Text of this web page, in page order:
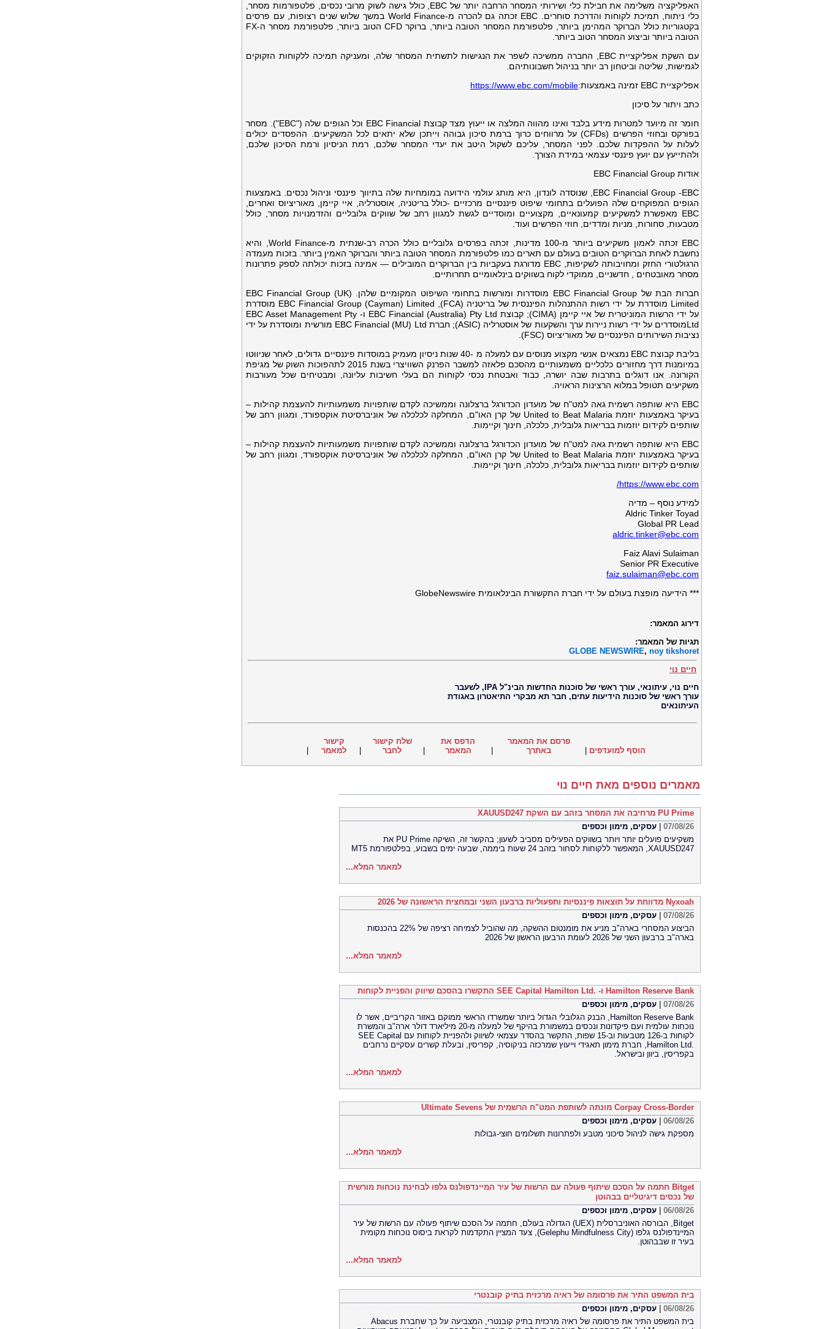
האפליקציה משלימה את חבילת כלי ושירותי המסחר הרחבה יותר של EBC, כולל גישה לשוק מרובי נכסים, פלטפורמות מסחר,
כלי ניתוח, תמיכת לקוחות והדרכת סוחרים. EBC זכתה גם להכרה מ-World Finance במשך שלוש שנים רצופות, עם פרסים
בקטגוריות כולל הברוקר המהימן ביותר, פלטפורמת המסחר הטובה ביותר, ברוקר CFD הטוב ביותר, פלטפורמת מסחר ה-FX
הטובה ביותר וביצוע המסחר הטוב ביותר.
עם השקת אפליקציית EBC, החברה ממשיכה לשפר את הנגישות לתשתית המסחר שלה, ומעניקה תמיכה ללקוחות הזקוקים
לגמישות, שליטה וביטחון רב יותר בניהול חשבונותיהם.
אפליקציית EBC זמינה באמצעות:
https://www.ebc.com/mobile
כתב ויתור על סיכון
חומר זה מיועד למטרות מידע בלבד ואינו מהווה המלצה או ייעוץ מצד קבוצת EBC Financial וכל הגופים שלה ("EBC"). מסחר
בפורקס ובחוזי הפרשים (CFDs) על מרווחים כרוך ברמת סיכון גבוהה וייתכן שלא יתאים לכל המשקיעים. ההפסדים יכולים
לעלות על ההפקדות שלכם. לפני המסחר, עליכם לשקול היטב את יעדי המסחר שלכם, רמת הניסיון ורמת הסיכון שלכם,
ולהתייעץ עם יועץ פיננסי עצמאי במידת הצורך.
אודות EBC Financial Group
EBC Financial Group -EBC
, שנוסדה לונדון, היא מותג עולמי הידועה במומחיות שלה בתיווך פיננסי וניהול נכסים. באמצעות
הגופים המפוקחים שלה הפועלים בתחומי שיפוט פיננסיים מרכזיים -כולל בריטניה, אוסטרליה, איי קיימן, מאוריציוס ואחרים,
EBC מאפשרת למשקיעים קמעונאיים, מקצועיים ומוסדיים לגשת למגוון רחב של שווקים גלובליים והזדמנויות מסחר, כולל
מטבעות, סחורות, מניות ומדדים, חוזי הפרשים ועוד.
EBC זכתה לאמון משקיעים ביותר מ-100 מדינות, זכתה בפרסים גלובליים כולל הכרה רב-שנתית מ-World Finance, והיא
נחשבת לאחת הברוקרים הטובים בעולם עם תארים כמו פלטפורמת המסחר הטובה ביותר והברוקר האמין ביותר. בזכות מעמדה
הרגולטורי החזק ומחויבותה לשקיפות, EBC מדורגת בעקביות בין הברוקרים המובילים — אמינה בזכות יכולתה לספק פתרונות
מסחר מאובטחים , חדשניים, ממוקדי לקוח בשווקים בינלאומיים תחרותיים.
חברות הבת של EBC Financial Group מוסדרות ומורשות בתחומי השיפוט המקומיים שלהן. EBC Financial Group (UK)
Limited מוסדרת על ידי רשות ההתנהלות הפיננסית של בריטניה (FCA), EBC Financial Group (Cayman) Limited מוסדרת
על ידי הרשות המוניטרית של איי קיימן (CIMA); קבוצת EBC Financial (Australia) Pty Ltd ו- EBC Asset Management Pty
Ltdמוסדרים על ידי רשות ניירות ערך והשקעות של אוסטרליה (ASIC); חברת EBC Financial (MU) Ltd מורשית ומוסדרת על ידי
נציבות השירותים הפיננסיים של מאוריציוס (FSC).
בליבת קבוצת EBC נמצאים אנשי מקצוע מנוסים עם למעלה מ -40 שנות ניסיון מעמיק במוסדות פיננסיים גדולים, לאחר שניווטו
במיומנות דרך מחזורים כלכליים משמעותיים מהסכם פלאזה למשבר הפרנק השוויצרי בשנת 2015 לתהפוכות השוק של מגיפת
הקורונה. אנו דוגלים בתרבות שבה יושרה, כבוד ואבטחת נכסי לקוחות הם בעלי חשיבות עליונה, ומבטיחים שכל מעורבות
משקיעים תטופל במלוא הרצינות הראויה.
EBC היא שותפה רשמית גאה למט"ח של מועדון הכדורגל ברצלונה וממשיכה לקדם שותפויות משמעותיות להעצמת קהילות –
בעיקר באמצעות יוזמת United to Beat Malaria של קרן האו"ם, המחלקה לכלכלה של אוניברסיטת אוקספורד, ומגוון רחב של
שותפים לקידום יוזמות בבריאות גלובלית, כלכלה, חינוך וקיימות.
EBC היא שותפה רשמית גאה למט"ח של מועדון הכדורגל ברצלונה וממשיכה לקדם שותפויות משמעותיות להעצמת קהילות –
בעיקר באמצעות יוזמת United to Beat Malaria של קרן האו"ם, המחלקה לכלכלה של אוניברסיטת אוקספורד, ומגוון רחב של
שותפים לקידום יוזמות בבריאות גלובלית, כלכלה, חינוך וקיימות.
https://www.ebc.com/
למידע נוסף – מדיה
Aldric Tinker Toyad
Global PR Lead
aldric.tinker@ebc.com
Faiz Alavi Sulaiman
Senior PR Executive
faiz.sulaiman@ebc.com
*** הידיעה מופצת בעולם על ידי חברת התקשורת הבינלאומית GlobeNewswire
דירוג המאמר:
תגיות של המאמר:
GLOBE NEWSWIRE, noy tikshoret
חיים נוי
חיים נוי, עיתונאי, עורך ראשי של סוכנות החדשות הבינ"ל IPA, לשעבר
עורך ראשי של סוכנות הידיעות עתים, חבר תא מבקרי התיאטרון באגודת
העיתונאים
הוסף למועדפים
פרסם את המאמר
באתרך
הדפס את
המאמר
שלח קישור
לחבר
קישור
למאמר
מאמרים נוספים מאת חיים נוי
PU Prime מרחיבה את המסחר בזהב עם השקת XAUUSD247
07/08/26
עסקים, מימון וכספים
משקיעים פועלים יותר ויותר בשווקים הפעילים מסביב לשעון; בהקשר זה, השיקה PU Prime את
XAUUSD247, המאפשר ללקוחות לסחור בזהב 24 שעות ביממה, שבעה ימים בשבוע, בפלטפורמת MT5
למאמר המלא...
Nyxoah מדווחת על תוצאות פיננסיות ותפעוליות ברבעון השני ובמחצית הראשונה של 2026
07/08/26
עסקים, מימון וכספים
הביצוע המסחרי בארה"ב מניע את מומנטום ההשקה, מה שהוביל לצמיחה רציפה של 22% בהכנסות
בארה"ב ברבעון השני של 2026 לעומת הרבעון הראשון של 2026
למאמר המלא...
Hamilton Reserve Bank ו- SEE Capital Hamilton Ltd.‎ התקשרו בהסכם שיווק והפניית לקוחות
07/08/26
עסקים, מימון וכספים
Hamilton Reserve Bank, הבנק הגלובלי הגדול ביותר שמשרדו הראשי ממוקם באזור הקריביים, אשר לו
נוכחות עולמית ועם פיקדונות ונכסים במשמורת בהיקף של למעלה מ-20 מיליארד דולר ארה"ב והמשרת
לקוחות ב-126 מטבעות וב-15 שפות, התקשר בהסדר עצמאי לשיווק ולהפניית לקוחות עם SEE Capital
Hamilton Ltd.‎, חברת מימון תאגידי וייעוץ שמרכזה בניקוסיה, קפריסין, ובעלת קשרים עסקיים נרחבים
בקפריסין, ביוון ובישראל.
למאמר המלא...
Corpay Cross-Border מונתה לשותפת המט"ח הרשמית של Ultimate Sevens
06/08/26
עסקים, מימון וכספים
מספקת גישה לניהול סיכוני מטבע ולפתרונות תשלומים חוצי-גבולות
למאמר המלא...
Bitget חתמה על הסכם שיתוף פעולה עם הרשות של עיר המיינדפולנס גלפו לבחינת נוכחות מורשית
של נכסים דיגיטליים בבהוטן
06/08/26
עסקים, מימון וכספים
Bitget, הבורסה האוניברסלית (UEX) הגדולה בעולם, חתמה על הסכם שיתוף פעולה עם הרשות של עיר
המיינדפולנס גלפו (Gelephu Mindfulness City), צעד המציין התקדמות לקראת ביסוס נוכחות מקומית
בעיר זו שבבהוטן.
למאמר המלא...
בית המשפט התיר את פרסומה של ראיה מרכזית בתיק קובנטרי
06/08/26
עסקים, מימון וכספים
בית המשפט התיר את פרסומה של ראיה מרכזית בתיק קובנטרי, המצביעה על כך שחברת Abacus